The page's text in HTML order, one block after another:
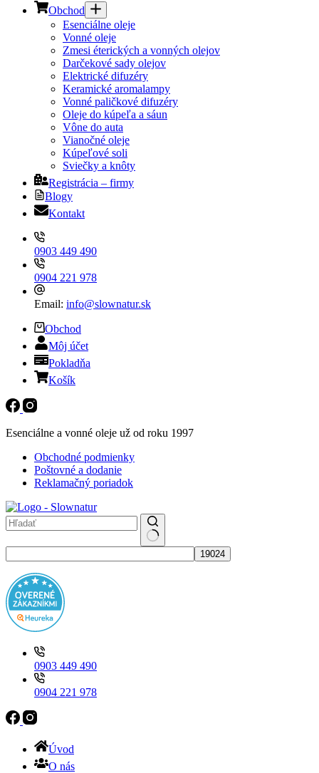
Obchod
Esenciálne oleje
Vonné oleje
Zmesi éterických a vonných olejov
Darčekové sady olejov
Elektrické difuzéry
Keramické aromalampy
Vonné paličkové difuzéry
Oleje do kúpeľa a sáun
Vône do auta
Vianočné oleje
Kúpeľové soli
Sviečky a knôty
Registrácia – firmy
Blogy
Kontakt
0903 449 490
0904 221 978
Email: info@slownatur.sk
Obchod
Môj účet
Pokladňa
Košík
Esenciálne a vonné oleje už od roku 1997
Obchodné podmienky
Poštovné a dodanie
Reklamačný poriadok
results
0903 449 490
0904 221 978
Úvod
O nás